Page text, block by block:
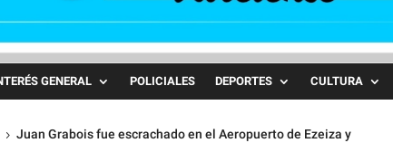
GENERAL POLICIALES DEPORTES CULTURA
5 Juan Grabois fue escrachado en el Aeropuerto de Ezeiza y